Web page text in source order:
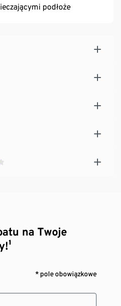
podłoże
na Twoje
* pole obowiązkowe